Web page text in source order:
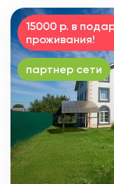
15000 р. в
проживания!
партнер сети